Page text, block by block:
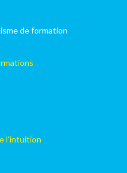
de formation
l'intuition